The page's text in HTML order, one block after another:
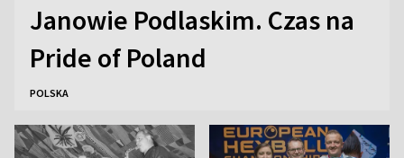
Janowie Podlaskim. Czas na
Pride of Poland
POLSKA